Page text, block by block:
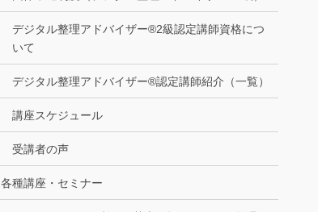
デジタル整理アドバイザー®2級認定講師資格につ
いて
デジタル整理アドバイザー®認定講師紹介（一覧）
講座スケジュール
受講者の声
各種講座・セミナー